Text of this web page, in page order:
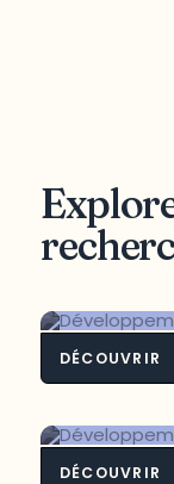
DÉCOUVRIR
DÉCOUVRIR